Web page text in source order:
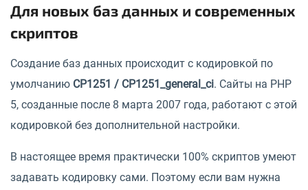
Для новых баз данных и современных
скриптов
Создание баз данных происходит с кодировкой по
умолчанию CP1251 / CP1251_general_ci. Сайты на PHP
5, созданные после 8 марта 2007 года, работают с этой
кодировкой без дополнительной настройки.
В настоящее время практически 100% скриптов умеют
задавать кодировку сами. Поэтому если вам нужна